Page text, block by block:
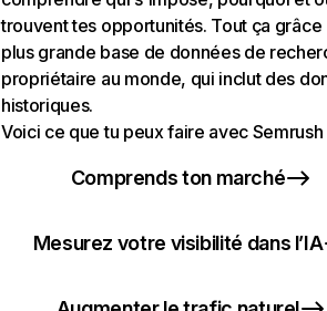
trouvent tes opportunités. Tout ça grâce
plus grande base de données de
propriétaire au monde, qui inclut des
historiques.
Voici ce que tu peux faire avec Semrush
Comprends ton marché
Mesurez votre visibilité dans l’IA